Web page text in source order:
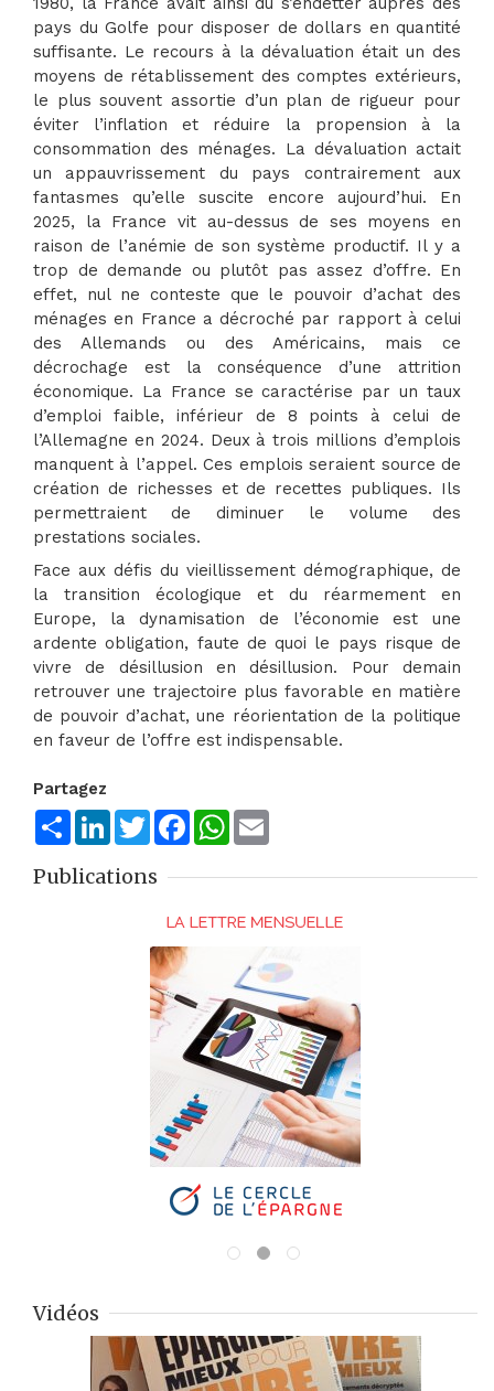
pays du Golfe pour disposer de dollars en quantité
suffisante. Le recours à la dévaluation était un des
moyens de rétablissement des comptes extérieurs,
le plus souvent assortie d’un plan de rigueur pour
éviter l’inflation et réduire la propension à la
consommation des ménages. La dévaluation actait
un appauvrissement du pays contrairement aux
fantasmes qu’elle suscite encore aujourd’hui. En
2025, la France vit au-dessus de ses moyens en
raison de l’anémie de son système productif. Il y a
trop de demande ou plutôt pas assez d’offre. En
effet, nul ne conteste que le pouvoir d’achat des
ménages en France a décroché par rapport à celui
des Allemands ou des Américains, mais ce
décrochage est la conséquence d’une attrition
économique. La France se caractérise par un taux
d’emploi faible, inférieur de 8 points à celui de
l’Allemagne en 2024. Deux à trois millions d’emplois
manquent à l’appel. Ces emplois seraient source de
création de richesses et de recettes publiques. Ils
permettraient de diminuer le volume des
prestations sociales.
Face aux défis du vieillissement démographique, de
la transition écologique et du réarmement en
Europe, la dynamisation de l’économie est une
ardente obligation, faute de quoi le pays risque de
vivre de désillusion en désillusion. Pour demain
retrouver une trajectoire plus favorable en matière
de pouvoir d’achat, une réorientation de la politique
en faveur de l’offre est indispensable.
Partagez
ShareLinkedInTwitterFacebookWhatsApp
Publications
Vidéos